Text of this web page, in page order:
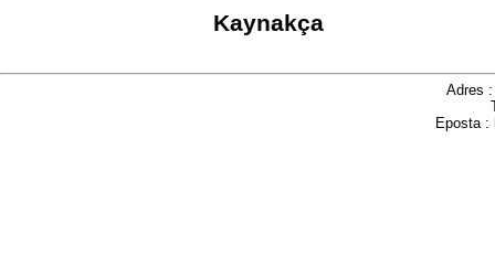
Kaynakça
Adres
Eposta :